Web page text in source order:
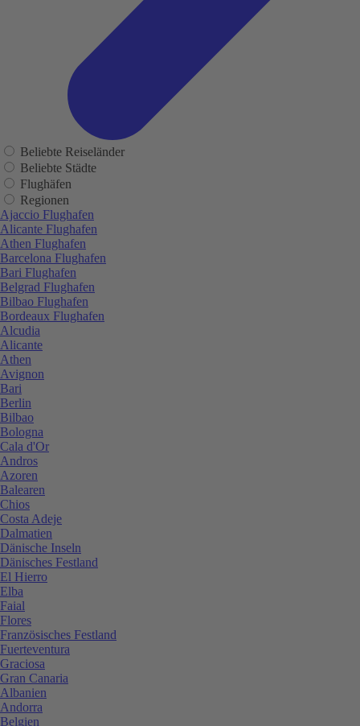
Beliebte Reiseländer
Beliebte Städte
Flughäfen
Regionen
Ajaccio Flughafen
Alicante Flughafen
Athen Flughafen
Barcelona Flughafen
Bari Flughafen
Belgrad Flughafen
Bilbao Flughafen
Bordeaux Flughafen
Alcudia
Alicante
Athen
Avignon
Bari
Berlin
Bilbao
Bologna
Cala d'Or
Andros
Azoren
Balearen
Chios
Costa Adeje
Dalmatien
Dänische Inseln
Dänisches Festland
El Hierro
Elba
Faial
Flores
Französisches Festland
Fuerteventura
Graciosa
Gran Canaria
Albanien
Andorra
Belgien